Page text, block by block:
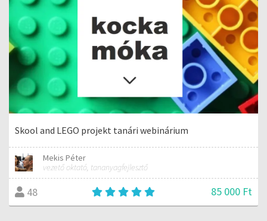
Skool and LEGO projekt tanári webinárium
Mekis Péter
vezető oktató, tananyagfejlesztő
48 85 000 Ft